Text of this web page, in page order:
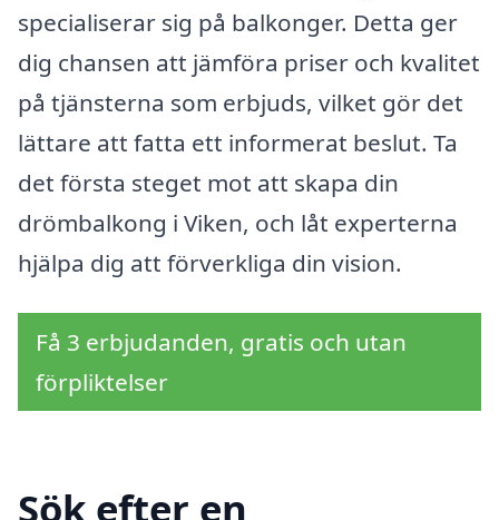
specialiserar sig på balkonger. Detta ger
dig chansen att jämföra priser och kvalitet
på tjänsterna som erbjuds, vilket gör det
lättare att fatta ett informerat beslut. Ta
det första steget mot att skapa din
drömbalkong i Viken, och låt experterna
hjälpa dig att förverkliga din vision.
Få 3 erbjudanden, gratis och utan
förpliktelser
Sök efter en